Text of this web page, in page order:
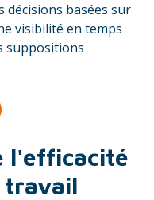
décisions basées sur
visibilité en temps
suppositions
l'efficacité
travail